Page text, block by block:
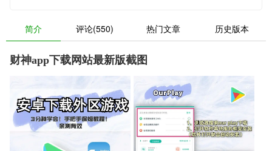
简介 评论(550) 热门文章 历史版本
财神app下载网站最新版截图